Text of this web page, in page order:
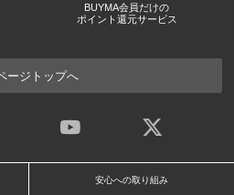
BUYMA会員だけの
ポイント還元サービス
ージトップへ
安心への取り組み